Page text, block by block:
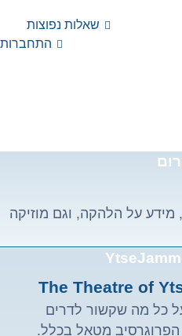
שאלות נפוצות
התחברות
כעת
מידע על הלהקה, וגם מוזיקה
The Theatre of
כל מה שקשור לדרים
מטאל בכלל.